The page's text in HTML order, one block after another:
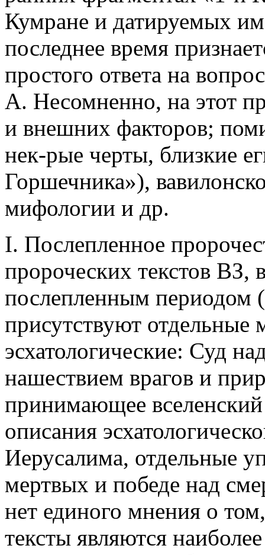
Кумране и датируемых
последнее время
простого ответа на
А. Несомненно, на этот
и внешних факторов;
нек-рые черты, близкие
Горшечника»),
мифологии и др.
I. Послепленное
пророческих текстов ВЗ,
послепленным
присутствуют
эсхатологические: Суд
нашествием врагов и
принимающее
описания
Иерусалима, отдельные
мертвых и победе над
нет единого мнения о
тексты являются